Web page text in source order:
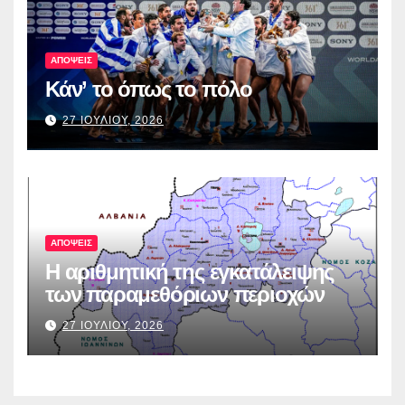
ΑΠΟΨΕΙΣ
Κάν’ το όπως το πόλο
27 ΙΟΥΛΙΟΥ, 2026
ΑΠΟΨΕΙΣ
Η αριθμητική της εγκατάλειψης
των παραμεθόριων περιοχών
27 ΙΟΥΛΙΟΥ, 2026